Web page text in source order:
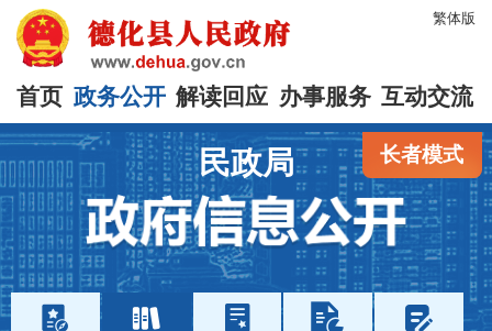
繁体版
首页 政务公开 解读回应 办事服务 互动交流
长者模式
民政局